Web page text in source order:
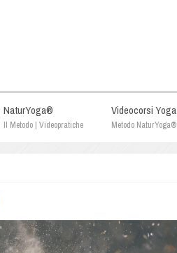
NaturYoga®
Il Metodo | Videopratiche
Videocorsi Yoga
Metodo NaturYoga®